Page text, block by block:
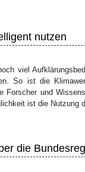
nutzen
viel
So ist die
Forscher und
ist die Nutzung
die